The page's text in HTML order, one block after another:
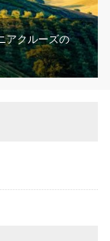
アクルーズの